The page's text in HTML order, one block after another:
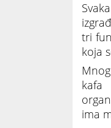
tri
koja
kafa
ima